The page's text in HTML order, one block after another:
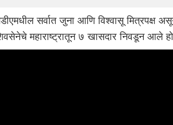
सर्वात जुना आणि विश्वासू मित्रपक्ष
महाराष्ट्रातून ७ खासदार निवडून आले